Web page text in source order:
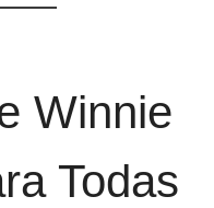
Winnie
Todas